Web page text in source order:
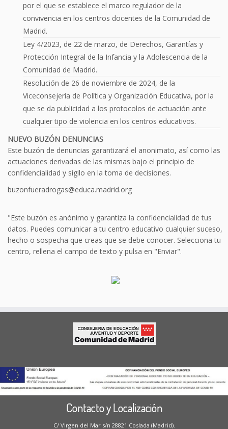
por el que se establece el marco regulador de la
convivencia en los centros docentes de la Comunidad de
Madrid.
Ley 4/2023, de 22 de marzo, de Derechos, Garantías y
Protección Integral de la Infancia y la Adolescencia de la
Comunidad de Madrid.
Resolución de 26 de noviembre de 2024, de la
Viceconsejería de Política y Organización Educativa, por la
que se da publicidad a los protocolos de actuación ante
cualquier tipo de violencia en los centros educativos.
NUEVO BUZÓN DENUNCIAS
Este buzón de denuncias garantizará el anonimato, así como las
actuaciones derivadas de las mismas bajo el principio de
confidencialidad y sigilo en la toma de decisiones.
buzonfueradrogas@educa.madrid.org
"Este buzón es anónimo y garantiza la confidencialidad de tus
datos. Puedes comunicar a tu centro educativo cualquier suceso,
hecho o sospecha que creas que se debe conocer. Selecciona tu
centro, rellena el campo de texto y pulsa en "Enviar".
Contacto y Localización
C/ Virgen del Mar s/n 28821 Coslada (Madrid).